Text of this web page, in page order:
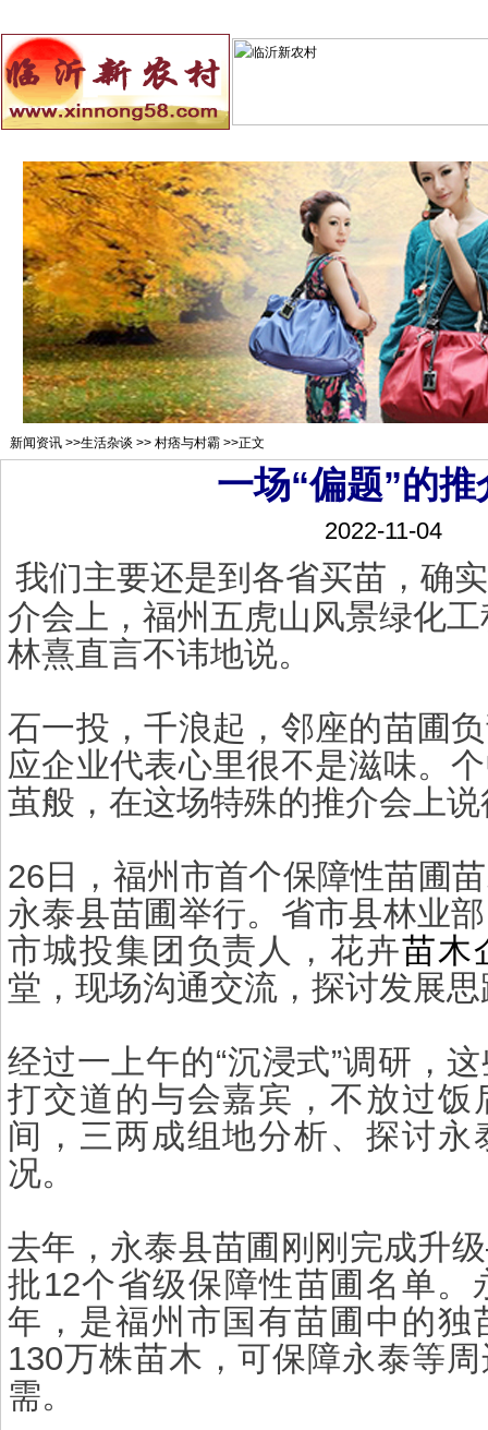
新闻资讯 >>生活杂谈 >> 村痞与村霸 >>正文
一场“偏题”的推
2022-11-04
我们主要还是到各省买苗，确
介会上，福州五虎山风景绿化
林熹直言不讳地说。
石一投，千浪起，邻座的苗圃
应企业代表心里很不是滋味。
茧般，在这场特殊的推介会上
26日，福州市首个保障性苗圃
永泰县苗圃举行。省市县林业
市城投集团负责人，花卉苗木
堂，现场沟通交流，探讨发展
经过一上午的“沉浸式”调研，
打交道的与会嘉宾，不放过饭
间，三两成组地分析、探讨永
况。
去年，永泰县苗圃刚刚完成升
批12个省级保障性苗圃名单。
年，是福州市国有苗圃中的独
130万株苗木，可保障永泰等
需。